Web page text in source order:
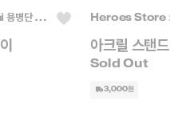
Heroes Store : mini 용병단 대기실
아크릴 스탠
3,000원